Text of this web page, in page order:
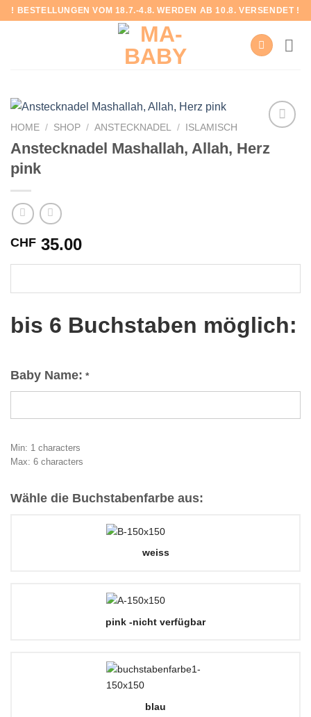
Skip! BESTELLUNGEN VOM 18.7.-4.8. WERDEN AB 10.8. VERSENDET !
HOME / SHOP / ANSTECKNADEL / ISLAMISCH
Anstecknadel Mashallah, Allah, Herz
pink
CHF 35.00
bis 6 Buchstaben möglich:
Baby Name: *
Min: 1 characters
Max: 6 characters
Wähle die Buchstabenfarbe aus:
weiss
pink -nicht verfügbar
blau